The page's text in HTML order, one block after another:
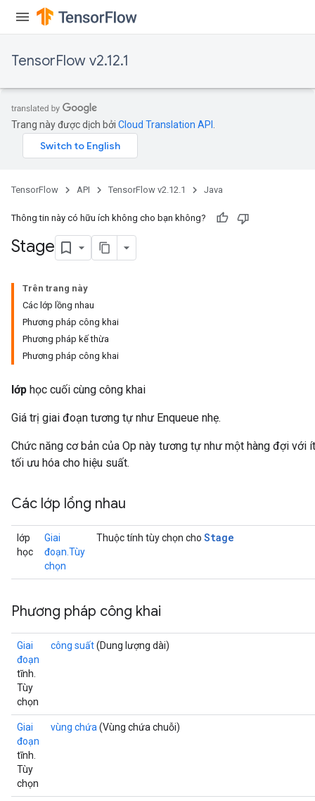
TensorFlow v2.12.1
Trang này được dịch bởi Cloud Translation API
TensorFlow API TensorFlow v2.12.1 Java
Thông tin này có hữu ích không cho bạn không?
Stage
Trên trang này
Các lớp lồng nhau
Phương pháp công khai
Phương pháp kế thừa
Phương pháp công khai
lớp học cuối cùng công khai
Giá trị giai đoạn tương tự như Enqueue nhẹ.
Chức năng cơ bản của Op này tương tự như một hàng đợi với
tối ưu hóa cho hiệu suất.
Các lớp lồng nhau
lớp
học
Giai
đoạn.Tùy
chọn
Thuộc tính tùy chọn cho Stage
Phương pháp công khai
Giai
đoạn
tĩnh.
Tùy
chọn
công suất(Dung lượng dài)
Giai
đoạn
tĩnh.
Tùy
chọn
vùng chứa (Vùng chứa chuỗi)